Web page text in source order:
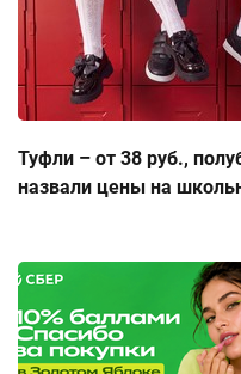
Туфли – от 38 руб.,
назвали цены на